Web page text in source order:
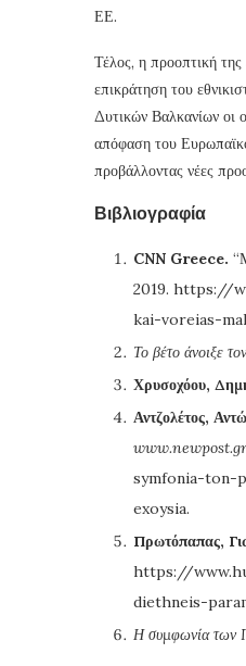
ΕΕ.
Τέλος, η προοπτική της
επικράτηση του
Δυτικών Βαλκανίων οι
απόφαση του
προβάλλοντας νέες
Βιβλιογραφία
CNN Greece.
2019. https://
kai-voreias-
Το βέτο άνοιξε
Χρυσοχόου,
Αντζολέτος,
symfonia-ton-
exoysia.
Πρωτόπαπας,
https://
diethneis-
Η συμφωνία των